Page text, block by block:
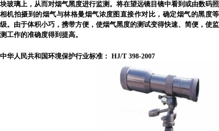
块玻璃上，从而对烟气黑度进行监测。将在望远镜目镜中看到或由数码照
相机拍摄到的烟气与林格曼烟气浓度图直接作对比，确定烟气的黑度等
级。由于体积小巧，携带方便，使烟气黑度的测试变得快速、简便，使监
测工作的准确度得到提高。
中华人民共和国环境保护行业标准： HJ/T 398-2007